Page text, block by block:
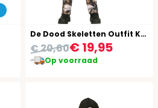
De Dood Skeletten Outfit Kind
€ 19,95
€ 20,60
Op voorraad